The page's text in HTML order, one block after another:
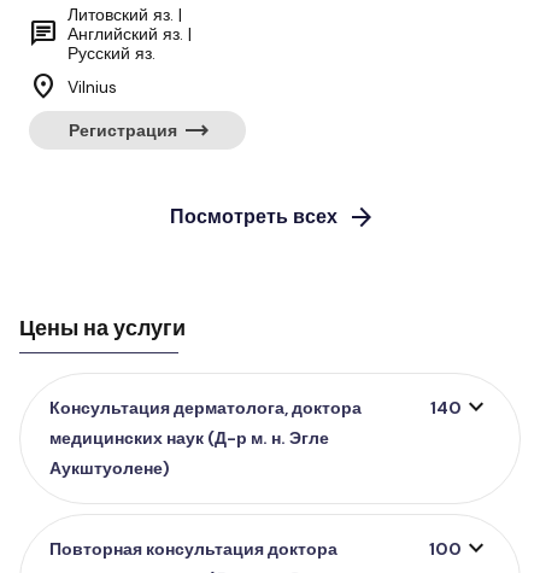
chat
Литовский яз. |
Английский яз. |
Русский яз.
location_on
Vilnius
Регистрация trending_flat
Посмотреть всех arrow_forward
Цены на услуги
Консультация дерматолога, доктора
медицинских наук (Д-р м. н. Эгле
Аукштуолене)
140 expand_more
Повторная консультация доктора
100 expand_more